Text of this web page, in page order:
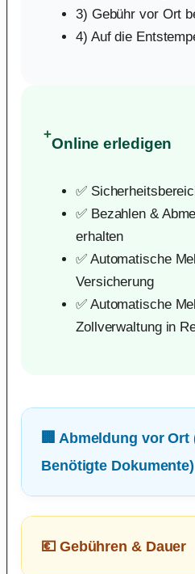
3) Gebühr vor Ort
4) Auf die
+
Online erledigen
✅
✅ Bezahlen &
erhalten
✅ Automatische
Versicherung
✅ Automatische
Zollverwaltung in
🏢 Abmeldung vor Ort
Benötigte Dokumente)
💶 Gebühren & Dauer